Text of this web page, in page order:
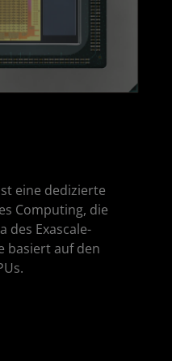
eine dedizierte
Computing, die
des Exascale-
basiert auf den